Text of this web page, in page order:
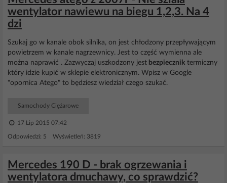
wentylator nawiewu na biegu 1,2,3. Na 4
dzi
Szukaj go w kanale obok silnika, on jest chłodzony przepływającym
powietrzem w kanale nagrzewnicy. Jest to część wymienna ale
można naprawić . Zazwyczaj uszkodzony jest bezpiecznik termiczny
który idzie kupić w sklepie elektronicznym. Wpisz w Google
"opornica Atego" to będziesz wiedział czego szukać.
Samochody Ciężarowe
17 Lip 2015 07:42
Odpowiedzi: 5 Wyświetleń: 3819
Mercedes 190 D - brak ogrzewania i
wentylatora dmuchawy, co sprawdzić?